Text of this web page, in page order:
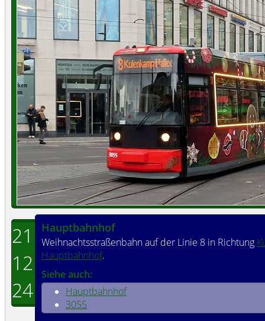
21
12
24
Hauptbahnhof
Weihnachtsstraßenbahn auf der Linie 8 in Richtung
Hauptbahnhof.
Siehe auch:
Hauptbahnhof
3055